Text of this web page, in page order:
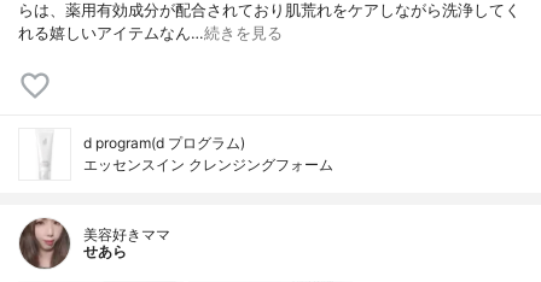
らは、薬用有効成分が配合されており肌荒れをケアしながら洗浄してく
れる嬉しいアイテムなん…続きを見る
d program(d プログラム)
エッセンスイン クレンジングフォーム
美容好きママ
せあら